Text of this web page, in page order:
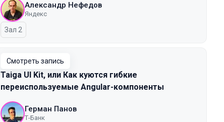
Александр Нефедов
Яндекс
Зал 2
Смотреть запись
Taiga UI Kit, или Как куются гибкие
переиспользуемые Angular-компоненты
Герман Панов
Т-Банк